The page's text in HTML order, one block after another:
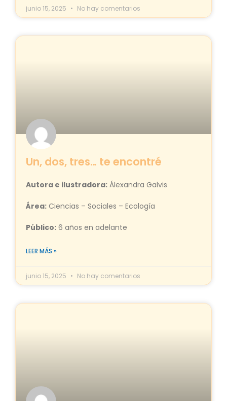
junio 15, 2025 No hay comentarios
Un, dos, tres… te encontré
Autora e ilustradora: Álexandra Galvis
Área: Ciencias – Sociales – Ecología
Público: 6 años en adelante
LEER MÁS »
junio 15, 2025 No hay comentarios